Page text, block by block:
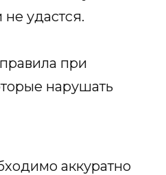
удастся.
при
нарушать
аккуратно